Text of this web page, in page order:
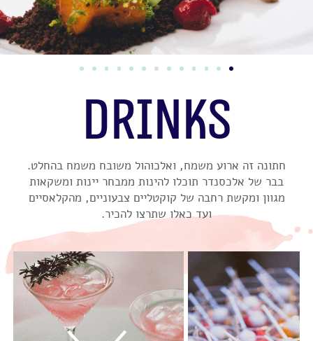
DRINKS
חתונה זה ארוע משמח, ואלכוהול משובח משמח בהחלט.
בבר של אלכסנדר תוכלו להינות ממבחר יינות ומשקאות
מגוון ומקשת רחבה של קוקטליים צבעוניים, מהקלאסיים
ועד כאלו שתרצו להכיר.